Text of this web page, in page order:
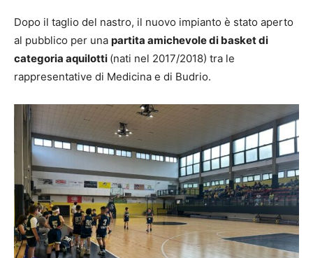
Dopo il taglio del nastro, il nuovo impianto è stato aperto
al pubblico per una partita amichevole di basket di
categoria aquilotti (nati nel 2017/2018) tra le
rappresentative di Medicina e di Budrio.